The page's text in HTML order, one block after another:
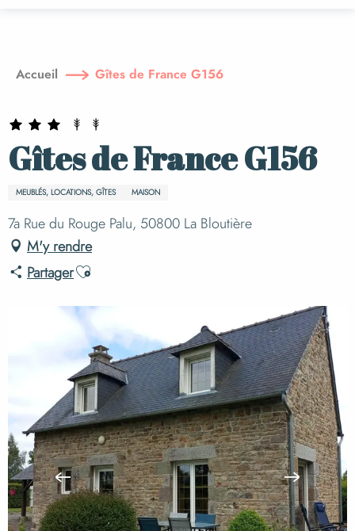
principal
Accueil Gîtes de France G156
Gîtes de France G156
MEUBLÉS, LOCATIONS, GÎTES MAISON
7a Rue du Rouge Palu, 50800 La Bloutière
M'y rendre
PartagerAjouter aux favoris